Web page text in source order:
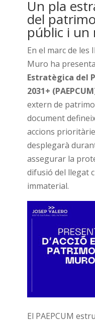
Un pla
del
públic i
En el marc de les
Muro ha
Estratègica del
2031+
extern de
document
accions
desplegarà
assegurar la
difusió del llegat
immaterial.
El PAEPCUM